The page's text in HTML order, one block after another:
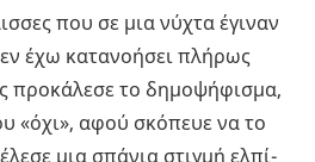
που σε μια νύχτα έγι­ναν
έχω κα­τα­νο­ή­σει πλή­ρως
προ­κά­λε­σε το δη­μο­ψή­φι­σμα,
«όχι», αφού σκό­πευε να το
μια σπά­νια στιγ­μή ελ­πί­